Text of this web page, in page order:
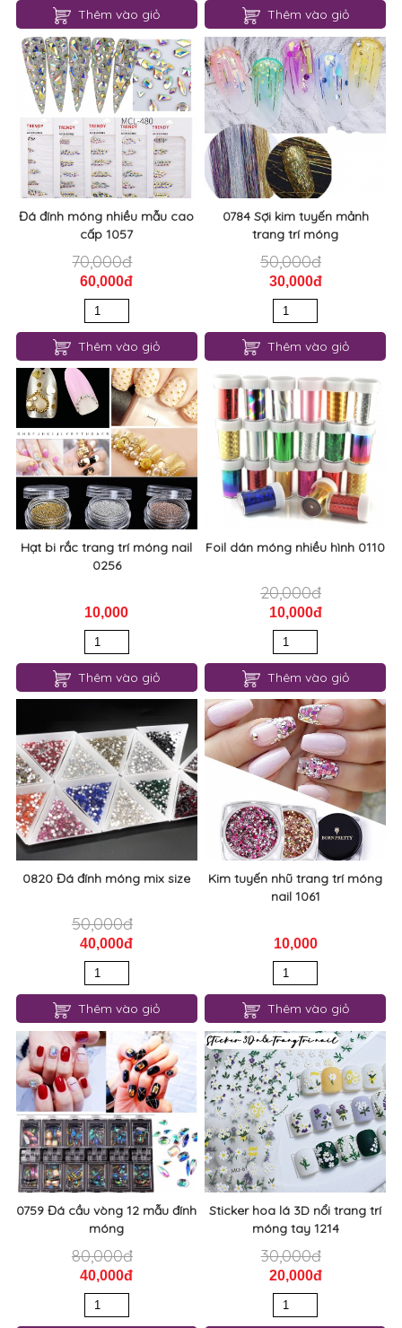
Thêm vào giỏ Thêm vào giỏ
Đá đính móng nhiều mẫu cao
cấp 1057
70,000đ
60,000đ
Thêm vào giỏ
0784 Sợi kim tuyến mảnh
trang trí móng
50,000đ
30,000đ
Thêm vào giỏ
Hạt bi rắc trang trí móng nail
0256
10,000
Thêm vào giỏ
Foil dán móng nhiều hình 0110
20,000đ
10,000đ
Thêm vào giỏ
0820 Đá đính móng mix size
50,000đ
40,000đ
Thêm vào giỏ
Kim tuyến nhũ trang trí móng
nail 1061
10,000
Thêm vào giỏ
0759 Đá cầu vòng 12 mẫu đính
móng
80,000đ
40,000đ
Sticker hoa lá 3D nổi trang trí
móng tay 1214
30,000đ
20,000đ